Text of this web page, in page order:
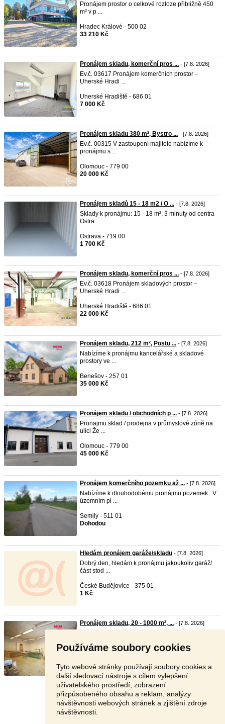
Používáme soubory cookies
Tyto webové stránky používají soubory cookies a
další sledovací nástroje s cílem vylepšení
uživatelského prostředí, zobrazení
přizpůsobeného obsahu a reklam, analýzy
návštěvnosti webových stránek a zjištění zdroje
návštěvnosti.
Pronájem prostor o celkové rozloze přibližně 450
m² v p ...
Hradec Králové - 500 02
33 210 Kč
Pronájem skladu, komerční pros ... - [7.8. 2026]
Ev.č. 03617 Pronájem komerčních prostor –
Uherské Hradi ...
Uherské Hradiště - 686 01
7 000 Kč
Pronájem skladu 380 m², Bystro ... - [7.8. 2026]
Ev.č. 00315 V zastoupení majitele nabízíme k
pronájmu s ...
Olomouc - 779 00
20 000 Kč
Pronájem skladů 15 - 18 m2 / O ... - [7.8. 2026]
Sklady k pronájmu: 15 - 18 m², 3 minuty od centra
Ostra ...
Ostrava - 719 00
1 700 Kč
Pronájem skladu, komerční pros ... - [7.8. 2026]
Ev.č. 03618 Pronájem skladových prostor –
Uherské Hradi ...
Uherské Hradiště - 686 01
22 000 Kč
Pronájem skladu, 212 m², Postu ... - [7.8. 2026]
Nabízíme k pronájmu kancelářské a skladové
prostory ve ...
Benešov - 257 01
35 000 Kč
Pronájem skladu / obchodních p ... - [7.8. 2026]
Pronajmu sklad / prodejna v průmyslové zóně na
ulici Že ...
Olomouc - 779 00
45 000 Kč
Pronájem komerčního pozemku až ... - [7.8. 2026]
Nabízíme k dlouhodobému pronájmu pozemek . V
územním pl ...
Semily - 511 01
Dohodou
Hledám pronájem garáže/skladu - [7.8. 2026]
Dobrý den, hledám k pronájmu jakoukoliv garáž/
část stod ...
České Budějovice - 375 01
1 Kč
Pronájem skladu, 20 - 1000 m², ... - [7.8. 2026]
5 000 Kč
Stránka: 1 2 3 Další